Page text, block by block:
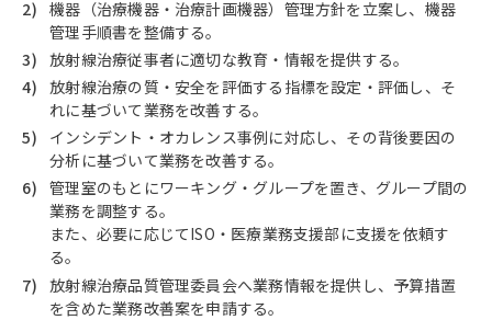
機器（治療機器・治療計画機器）管理方針を立案し、機器
管理手順書を整備する。
放射線治療従事者に適切な教育・情報を提供する。
放射線治療の質・安全を評価する指標を設定・評価し、そ
れに基づいて業務を改善する。
インシデント・オカレンス事例に対応し、その背後要因の
分析に基づいて業務を改善する。
管理室のもとにワーキング・グループを置き、グループ間の
業務を調整する。
また、必要に応じてISO・医療業務支援部に支援を依頼す
る。
放射線治療品質管理委員会へ業務情報を提供し、予算措置
を含めた業務改善案を申請する。